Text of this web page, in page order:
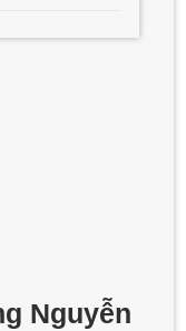
Nguyễn